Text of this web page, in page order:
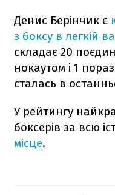
Денис Берінчик є
з боксу в легкій
складає 20
нокаутом і 1
сталась в
У рейтингу
боксерів за всю
місце.